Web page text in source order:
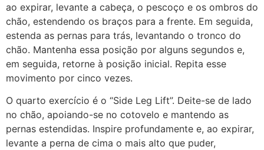
ao expirar, levante a cabeça, o pescoço e os ombros do
chão, estendendo os braços para a frente. Em seguida,
estenda as pernas para trás, levantando o tronco do
chão. Mantenha essa posição por alguns segundos e,
em seguida, retorne à posição inicial. Repita esse
movimento por cinco vezes.
O quarto exercício é o “Side Leg Lift”. Deite-se de lado
no chão, apoiando-se no cotovelo e mantendo as
pernas estendidas. Inspire profundamente e, ao expirar,
levante a perna de cima o mais alto que puder,